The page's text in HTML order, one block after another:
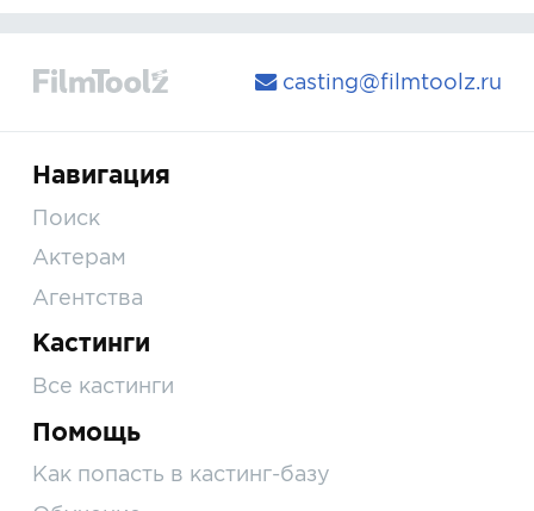
casting@filmtoolz.ru
Навигация
Поиск
Актерам
Агентства
Кастинги
Все кастинги
Помощь
Как попасть в кастинг-базу